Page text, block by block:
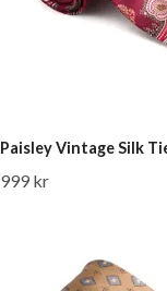
Paisley Vintage Silk
999 kr